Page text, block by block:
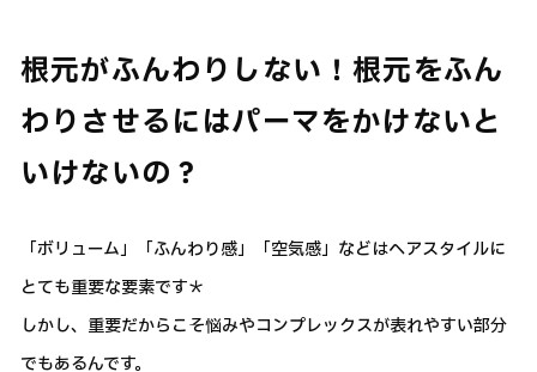
根元がふんわりしない！根元をふん
わりさせるにはパーマをかけないと
いけないの？
「ボリューム」「ふんわり感」「空気感」などはヘアスタイルに
とても重要な要素です＊
しかし、重要だからこそ悩みやコンプレックスが表れやすい部分
でもあるんです。